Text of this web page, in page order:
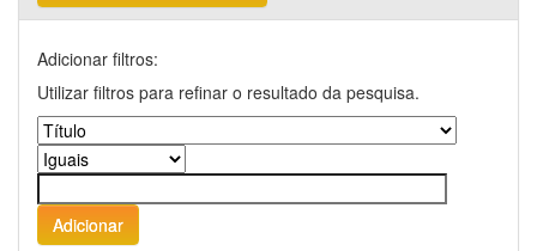
Adicionar filtros:
Utilizar filtros para refinar o resultado da pesquisa.